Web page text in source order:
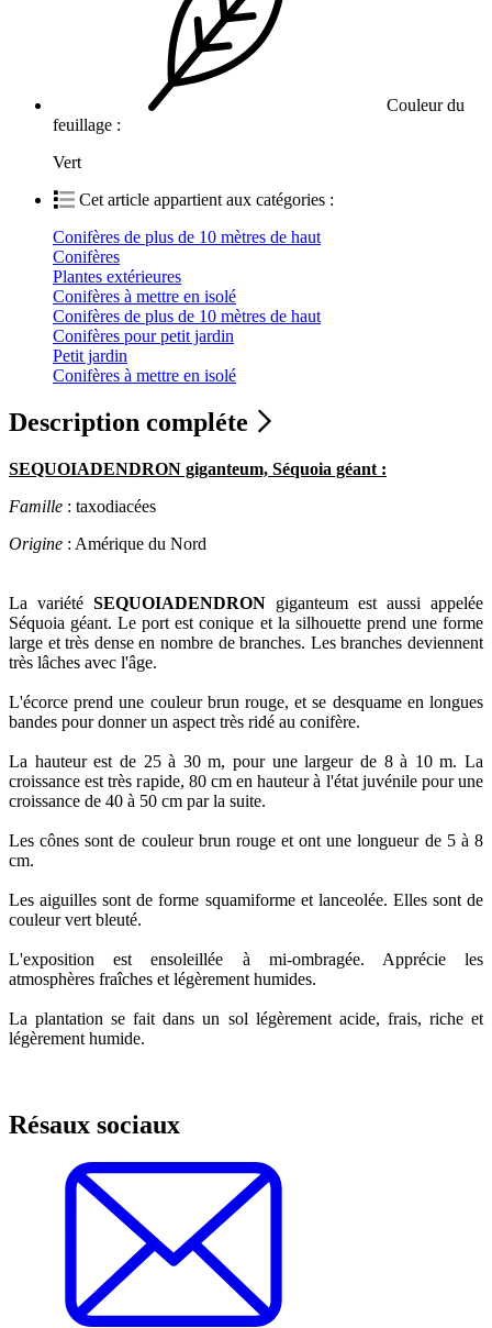
Couleur du
feuillage :
Vert
Cet article appartient aux catégories :
Conifères de plus de 10 mètres de haut
Conifères
Plantes extérieures
Conifères à mettre en isolé
Conifères de plus de 10 mètres de haut
Conifères pour petit jardin
Petit jardin
Conifères à mettre en isolé
Description compléte
SEQUOIADENDRON giganteum, Séquoia géant :
Famille : taxodiacées
Origine : Amérique du Nord
La variété SEQUOIADENDRON giganteum est aussi appelée
Séquoia géant. Le port est conique et la silhouette prend une forme
large et très dense en nombre de branches. Les branches deviennent
très lâches avec l'âge.
L'écorce prend une couleur brun rouge, et se desquame en longues
bandes pour donner un aspect très ridé au conifère.
La hauteur est de 25 à 30 m, pour une largeur de 8 à 10 m. La
croissance est très rapide, 80 cm en hauteur à l'état juvénile pour une
croissance de 40 à 50 cm par la suite.
Les cônes sont de couleur brun rouge et ont une longueur de 5 à 8
cm.
Les aiguilles sont de forme squamiforme et lanceolée. Elles sont de
couleur vert bleuté.
L'exposition est ensoleillée à mi-ombragée. Apprécie les
atmosphères fraîches et légèrement humides.
La plantation se fait dans un sol légèrement acide, frais, riche et
légèrement humide.
Résaux sociaux